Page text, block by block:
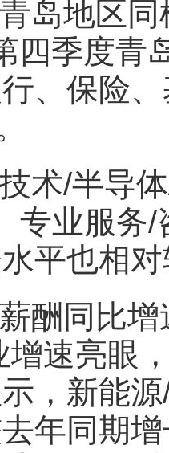
岛地区
四季度青
、保险
术/半导
专业服务
平也相
酬同比
增速亮眼
，新能
年同期